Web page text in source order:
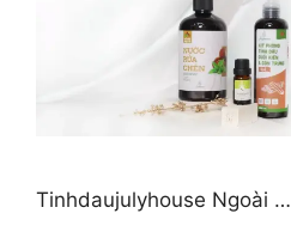
Tinhdaujulyhouse Ngoài …